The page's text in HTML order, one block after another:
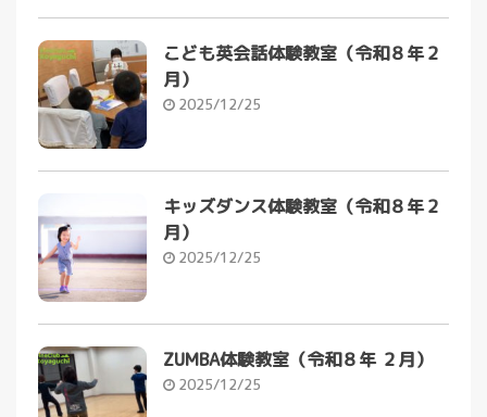
こども英会話体験教室（令和８年２
月）
2025/12/25
キッズダンス体験教室（令和８年２
月）
2025/12/25
ZUMBA体験教室（令和８年 ２月）
2025/12/25